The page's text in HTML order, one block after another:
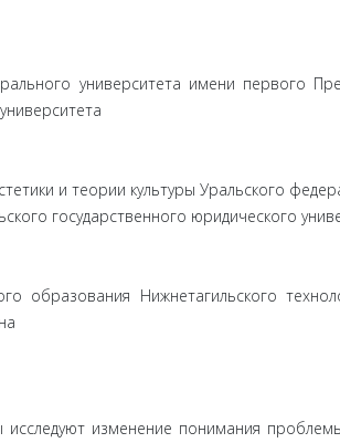
университета имени первого
и теории культуры Уральского
государственного юридического
образования Нижнетагильского
исследуют изменение понимания